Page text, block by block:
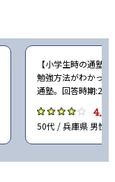
【小学生時の通塾
勉強方法がわかっ
通塾。回答時期
4.0
50代 / 兵庫県 男性